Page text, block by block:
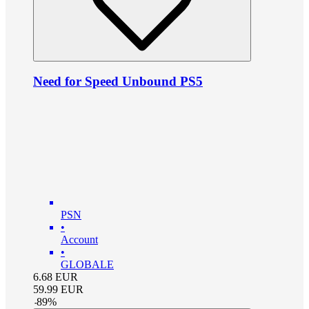
Need for Speed Unbound PS5
PSN
•
Account
•
GLOBALE
6.68 EUR
59.99 EUR
-89%